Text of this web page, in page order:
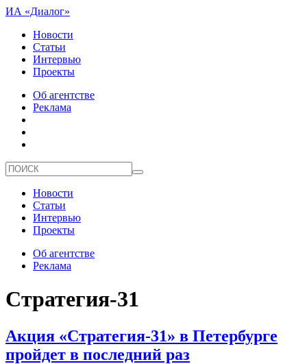
ИА «Диалог»
Новости
Статьи
Интервью
Проекты
Об агентстве
Реклама
Новости
Статьи
Интервью
Проекты
Об агентстве
Реклама
Стратегия-31
Акция «Стратегия-31» в Петербурге
пройдет в последний раз